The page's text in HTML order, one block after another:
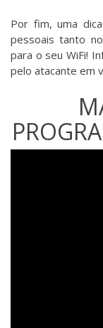
Por fim, uma
pessoais tanto
para o seu WiFi!
pelo atacante em